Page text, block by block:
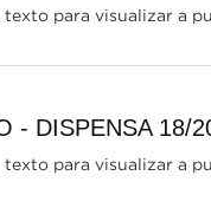
para visualizar a
- DISPENSA 18/
para visualizar a